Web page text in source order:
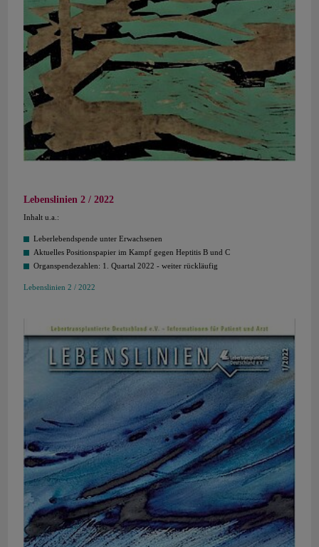
Lebenslinien 2 / 2022
Inhalt u.a.:
Leberlebendspende unter Erwachsenen
Aktuelles Positionspapier im Kampf gegen Heptitis B und C
Organspendezahlen: 1. Quartal 2022 - weiter rückläufig
Lebenslinien 2 / 2022